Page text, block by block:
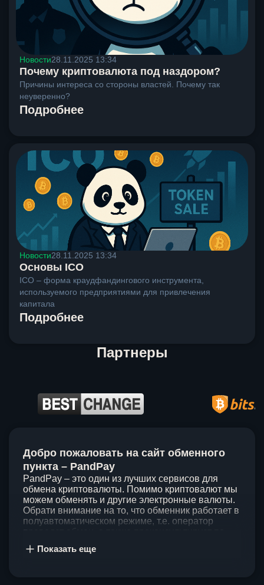
Новости28.11.2025 13:34
Почему криптовалюта под наздором?
Причины интереса со стороны властей. Почему так
неуверенно?
Подробнее
Новости28.11.2025 13:34
Основы ICO
ICO – форма краудфандингового инструмента,
используемого предприятиями для привлечения
капитала
Подробнее
Партнеры
Добро пожаловать на сайт обменного
пункта – PandPay
PandPay – это один из лучших сервисов для
обмена криптовалюты. Помимо криптовалют мы
можем обменять и другие электронные валюты.
Обрати внимание на то, что обменник работает в
полуавтоматическом режиме, т.е. оператор
клиентов, поэтому стараемся проводить обмены
Показать еще